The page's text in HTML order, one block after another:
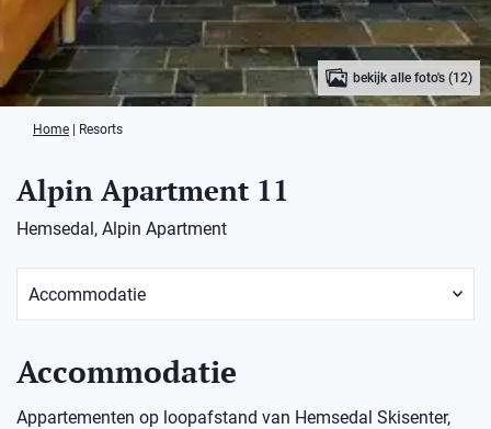
bekijk alle foto's (12)
Home Resorts
Alpin Apartment 11
Hemsedal, Alpin Apartment
Accommodatie
Appartementen op loopafstand van Hemsedal Skisenter,